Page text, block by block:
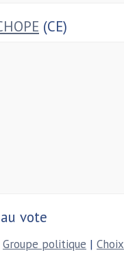
(CE)
vote
Groupe politique | Choix